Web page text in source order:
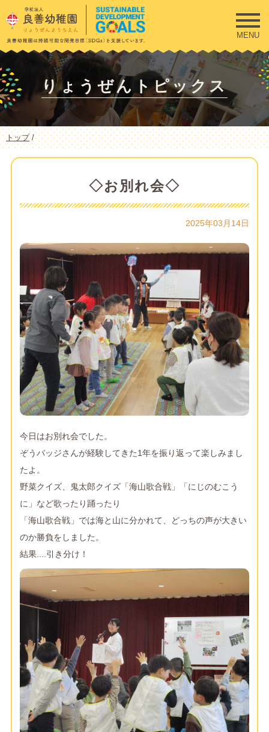
このページの本文へ
MENU
りょうぜんトピックス
現
在
の
トップ/
◇お別れ会◇
2025年03月14日
今日はお別れ会でした。
ぞうバッジさんが経験してきた1年を振り返って楽しみまし
たよ。
野菜クイズ、鬼太郎クイズ「海山歌合戦」「にじのむこう
に」など歌ったり踊ったり
「海山歌合戦」では海と山に分かれて、どっちの声が大きい
のか勝負をしました。
結果....引き分け！